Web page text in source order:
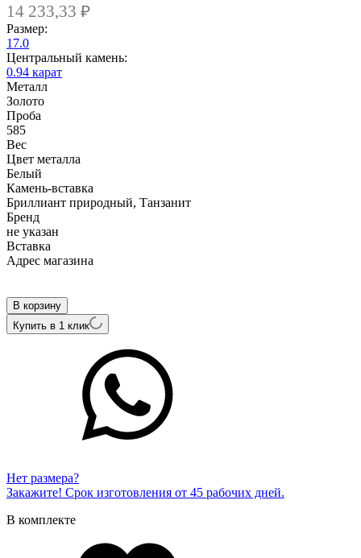
14 233,33 ₽
Размер:
17.0
Центральный камень:
0.94 карат
Металл
Золото
Проба
585
Вес
Цвет металла
Белый
Камень-вставка
Бриллиант природный, Танзанит
Бренд
не указан
Вcтавка
Адрес магазина
В корзину
Купить в 1 клик
Нет размера?
Закажите! Срок изготовления от 45 рабочих дней.
В комплекте